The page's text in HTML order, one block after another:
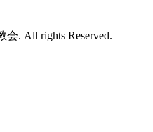
. All rights Reserved.